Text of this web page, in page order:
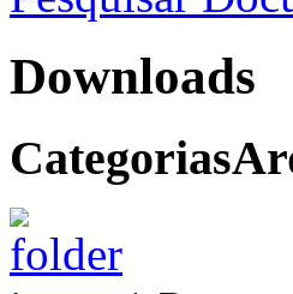
Downloads
Categorias